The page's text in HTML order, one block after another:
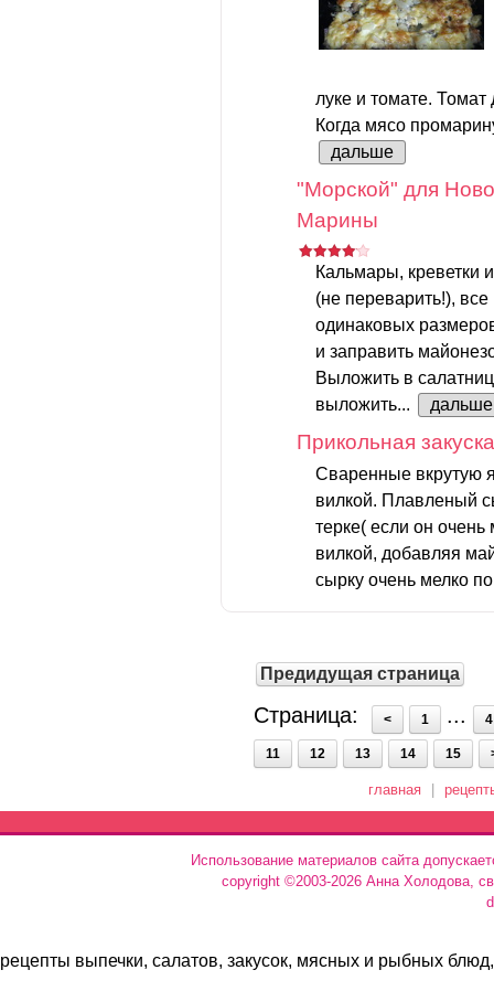
луке и томате.
Когда мясо
дальше
"Морской" для
Марины
Кальмары, креветки
(не переварить!), все
одинаковых
и заправить
Выложить в
выложить...
дальше
Прикольная
Сваренные вкрутую
вилкой. Плавленый
терке( если он
вилкой, добавляя
сырку очень мелко
Предидущая страница
Страница: < 1 ... 4
11 12 13 14 15
главная
Использование материалов сайта
copyright ©2003-2026 Анна Холодова,
рецепты выпечки, салатов, закусок, мясных и рыбных